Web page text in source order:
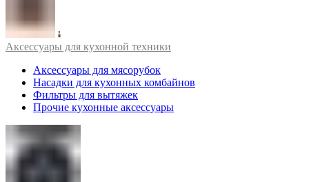
Аксессуары для кухонной техники
Аксессуары для мясорубок
Насадки для кухонных комбайнов
Фильтры для вытяжек
Прочие кухонные аксессуары